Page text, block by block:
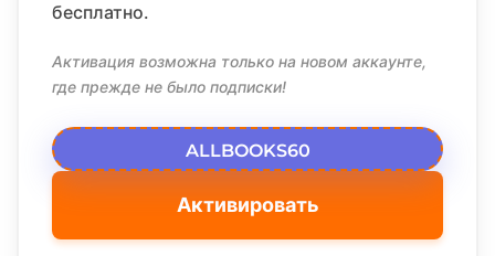
бесплатно.
Активация возможна только на новом аккаунте,
где прежде не было подписки!
ALLBOOKS60
Активировать